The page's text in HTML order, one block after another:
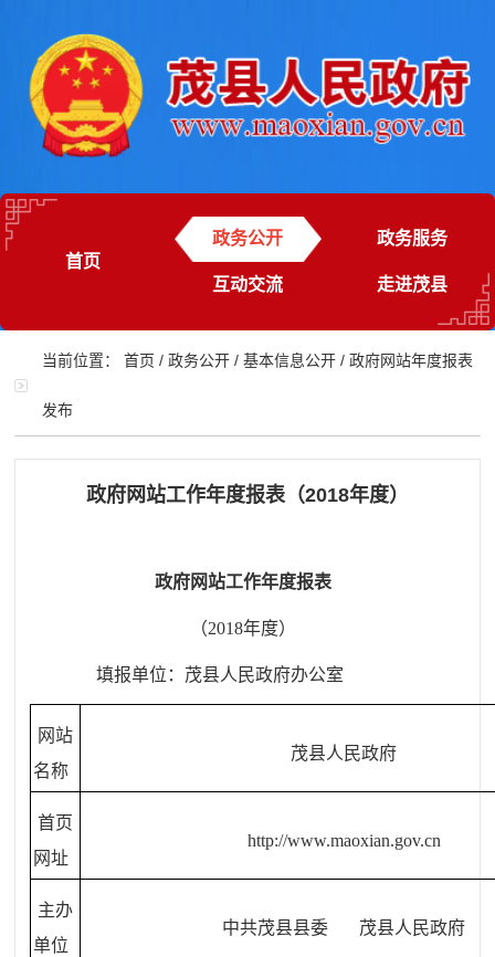
首页
政务公开 政务服务
互动交流 走进茂县
当前位置：首页 /政务公开 /基本信息公开 /政府网站年度报表
发布
政府网站工作年度报表（2018年度）
政府网站工作年度报表
（2018年度）
填报单位：茂县人民政府办公室
网站
名称
茂县人民政府
首页
网址
http://www.maoxian.gov.cn
主办
单位
中共茂县县委 茂县人民政府